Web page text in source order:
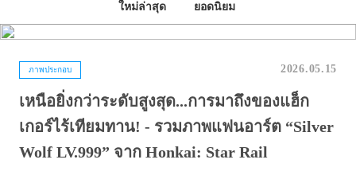
ใหม่ล่าสุด ยอดนิยม
ภาพประกอบ 2026.05.15
เหนือยิ่งกว่าระดับสูงสุด...การมาถึงของแฮ็ก
เกอร์ไร้เทียมทาน! - รวมภาพแฟนอาร์ต “Silver
Wolf LV.999” จาก Honkai: Star Rail